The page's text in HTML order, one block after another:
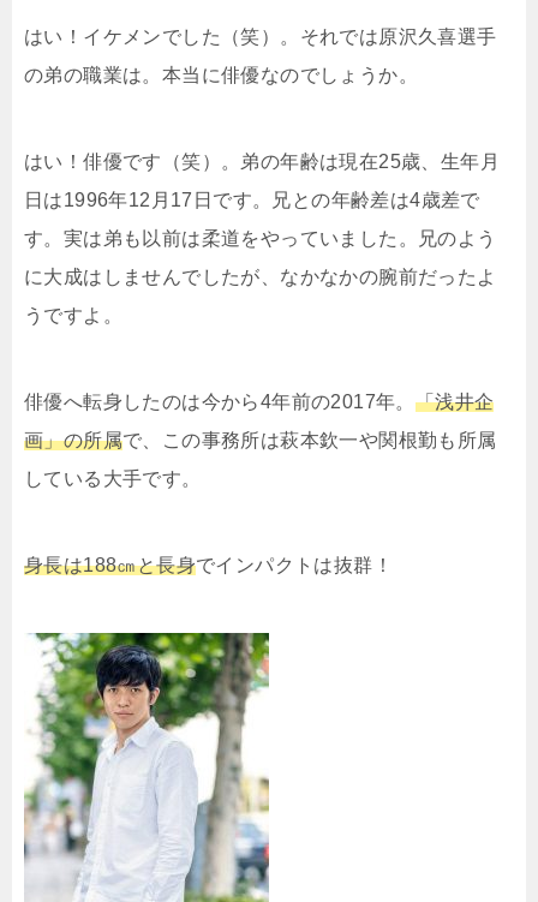
はい！イケメンでした（笑）。それでは原沢久喜選手
の弟の職業は。本当に俳優なのでしょうか。
はい！俳優です（笑）。弟の年齢は現在25歳、生年月
日は1996年12月17日です。兄との年齢差は4歳差で
す。実は弟も以前は柔道をやっていました。兄のよう
に大成はしませんでしたが、なかなかの腕前だったよ
うですよ。
俳優へ転身したのは今から4年前の2017年。 「浅井企
画」の所属で、この事務所は萩本欽一や関根勤も所属
している大手です。
身長は188㎝と長身でインパクトは抜群！